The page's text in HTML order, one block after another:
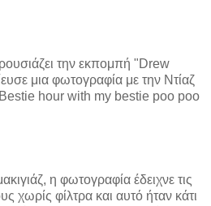
την εκπομπή "Drew
μια φωτογραφία με την Ντίαζ
hour with my bestie poo poo
η φωτογραφία έδειχνε τις
χωρίς φίλτρα και αυτό ήταν κάτι